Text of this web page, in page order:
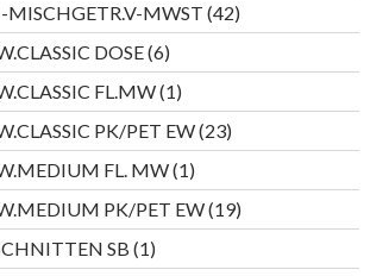
MWST 4242
Produkte
DOSE 66
Produkte
FL.MW 11
Produkt
PK/PET EW 2323
Produkte
FL. MW 11
Produkt
PK/PET EW 1919
Produkte
SB 11